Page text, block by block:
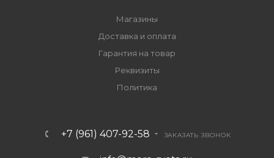
Магазины
Доставка и оплата
Гарантия на товар
Реквизиты
Политика
+7 (961) 407-92-58 ЗАКАЗАТЬ ЗВОНОК